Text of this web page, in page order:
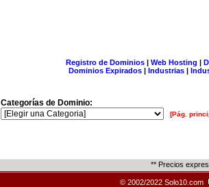
Registro de Dominios| Web Hosting |
Dominios Expirados | Industrias |
Categorías de Dominio:
[Pág.
** Precios
© 2002/2022 Solo10.com